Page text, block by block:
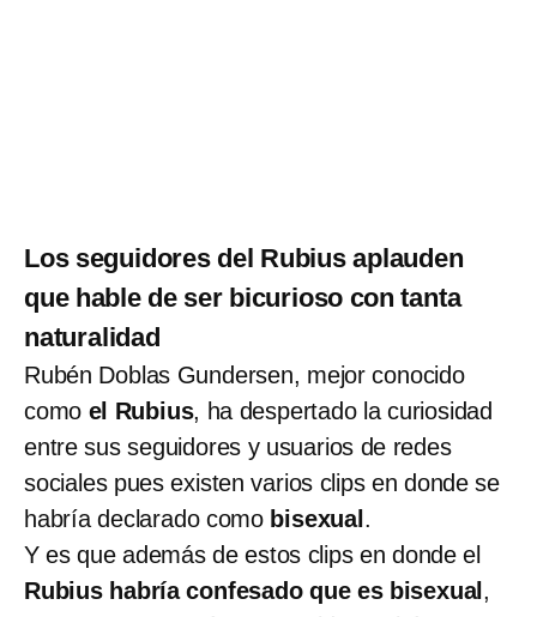
Los seguidores del Rubius aplauden
que hable de ser bicurioso con tanta
naturalidad
Rubén Doblas Gundersen, mejor conocido
como el Rubius, ha despertado la curiosidad
entre sus seguidores y usuarios de redes
sociales pues existen varios clips en donde se
habría declarado como bisexual .
Y es que además de estos clips en donde el
Rubius habría confesado que es bisexual ,